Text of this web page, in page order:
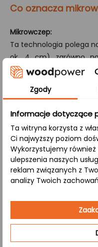
Co oznacza
Mikrowczep:
Ta technologia polega
ok. 4 cm) zarówno
zapewnia produktowi
A/B:
Klasa, w której strona
bez sęków, a strona B
różnorodną kolorystykę i
Zastosowanie:
Kawiarnia–
atmosfery,
sprzyja
Zgody
Informacje dotyczące
Ta witryna korzysta z
Ci najwyższy poziom
Wykorzystujemy
ulepszenia naszych
reklam związanych z
analizy Twoich